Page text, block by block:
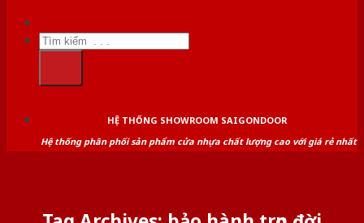
Tìm
kiếm:
HỆ THỐNG SHOWROOM SAIGONDOOR
Hệ thống phân phối sản phẩm cửa nhựa chất lượng cao với giá rẻ nhất